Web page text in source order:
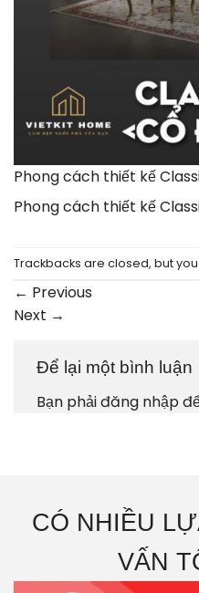
Phong cách thiết kế
Phong cách thiết kế
Trackbacks are closed, but
← Previous
Next →
Để lại một bình luận
Bạn phảiđăng nhập
CÓ NHIỀU
VẤN